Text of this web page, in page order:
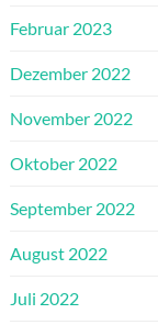
Februar 2023
Dezember 2022
November 2022
Oktober 2022
September 2022
August 2022
Juli 2022